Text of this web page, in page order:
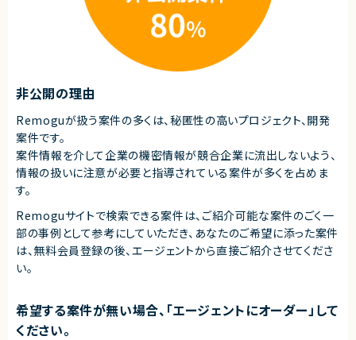
・サービス企画、オファリング設計、テンプレート整備の経験
契約元
エージェントから
★ Copilot Studioを中核としたAIサービスの企画段階から関われる案件
です
★ ヒアリング〜要件定義〜導入・活用支援まで一気通貫で関与でき、コンサ
ル・PM的スキルを活かせます
非公開の理由
Remoguが扱う案件の多くは、秘匿性の高いプロジェクト、開発
案件です。
案件情報を介して企業の機密情報が競合企業に流出しないよう、
情報の扱いに注意が必要と指導されている案件が多くを占めま
す。
Remoguサイトで検索できる案件は、ご紹介可能な案件のごく一
部の事例として参考にしていただき、 あなたのご希望に添った案件
は、無料会員登録の後、エージェントから直接ご紹介させてくださ
い。
希望する案件が無い場合、「エージェントにオーダー」して
ください。